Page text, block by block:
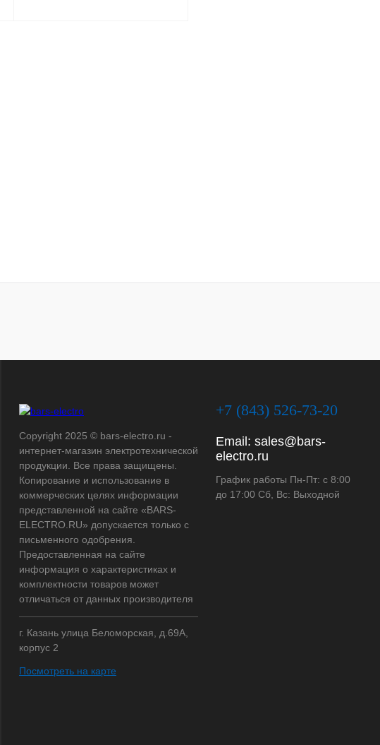
Copyright 2025 © bars-electro.ru -
интернет-магазин электротехнической
продукции. Все права защищены.
Копирование и использование в
коммерческих целях информации
представленной на сайте «BARS-
ELECTRO.RU» допускается только с
письменного одобрения.
Предоставленная на сайте
информация о характеристиках и
комплектности товаров может
отличаться от данных производителя
г. Казань улица Беломорская, д.69А,
корпус 2
Посмотреть на карте
+7 (843) 526-73-20
Email: sales@bars-
electro.ru
График работы Пн-Пт: с 8:00
до 17:00 Сб, Вс: Выходной